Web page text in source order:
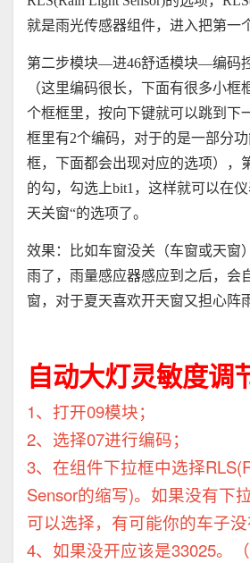
就是雨光传感器组件，进入把第一
第二步模块—进46舒适模块—编码
（这里编码很长，下面有很多小框
个框框里，按向下键就可以跳到下
框里有2个编码，对于的是一部分
框，下面都会出现对应的选项），
的勾，勾选上bit1 ，这样就可以在
天关窗“的选项了。
效果：比如车窗没关（车窗或天窗
雨了，雨量感应器感应到之后，会
窗，对于夏天喜欢开天窗又担心阵
自动大灯灵敏度调
1、打开09模块；
2、选择07进行编码；
3、在组件下拉框中选择
Sensor的缩写)。如果没有下
可以选择，有可能你的车子没
4、如果没开应该是33025。